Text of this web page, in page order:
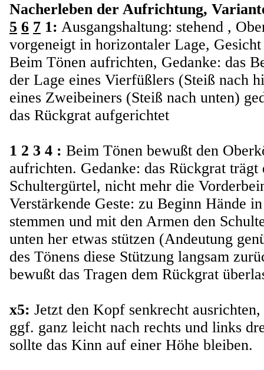
Nacherleben der Aufrichtung,
5 6 7 1: Ausgangshaltung: stehend ,
vorgeneigt in horizontaler Lage,
Beim Tönen aufrichten, Gedanke: das
der Lage eines Vierfüßlers (Steiß nach
eines Zweibeiners (Steiß nach unten)
das Rückgrat aufgerichtet
1 2 3 4 : Beim Tönen bewußt den
aufrichten. Gedanke: das Rückgrat trägt
Schultergürtel, nicht mehr die
Verstärkende Geste: zu Beginn Hände
stemmen und mit den Armen den
unten her etwas stützen (Andeutung
des Tönens diese Stützung langsam
bewußt das Tragen dem Rückgrat
x5: Jetzt den Kopf senkrecht
ggf. ganz leicht nach rechts und links
sollte das Kinn auf einer Höhe bleiben.